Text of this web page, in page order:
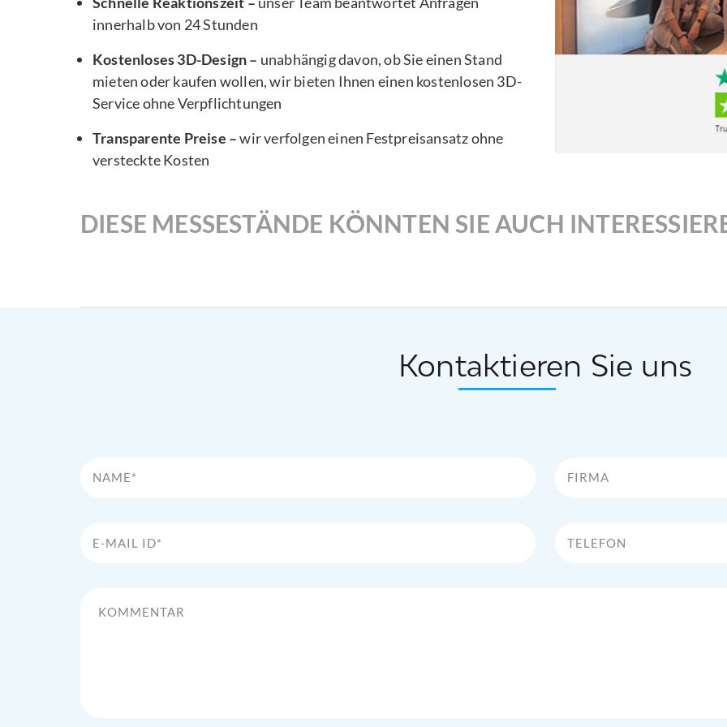
innerhalb von 24 Stunden
Kostenloses 3D-Design – unabhängig davon, ob Sie einen Stand
mieten oder kaufen wollen, wir bieten Ihnen einen kostenlosen 3D-
Service ohne Verpflichtungen
Transparente Preise –wir verfolgen einen Festpreisansatz ohne
versteckte Kosten
DIESE MESSESTÄNDE KÖNNTEN SIE AUCH
Kontaktieren Sie uns